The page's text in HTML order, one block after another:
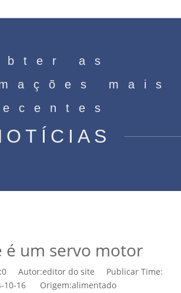
as
mais
é um servo motor
0 Autor:editor do site Publicar Time:
10-16 Origem:alimentado